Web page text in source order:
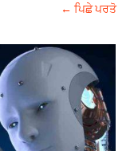
← ਪਿਛੇ ਪਰਤੋ